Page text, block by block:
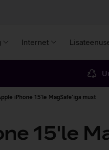
Internet
iPhone 15'le MagSafe'iga must
15'le